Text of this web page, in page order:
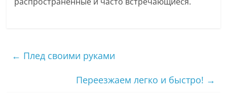
← Плед своими руками
Переезжаем легко и быстро! →